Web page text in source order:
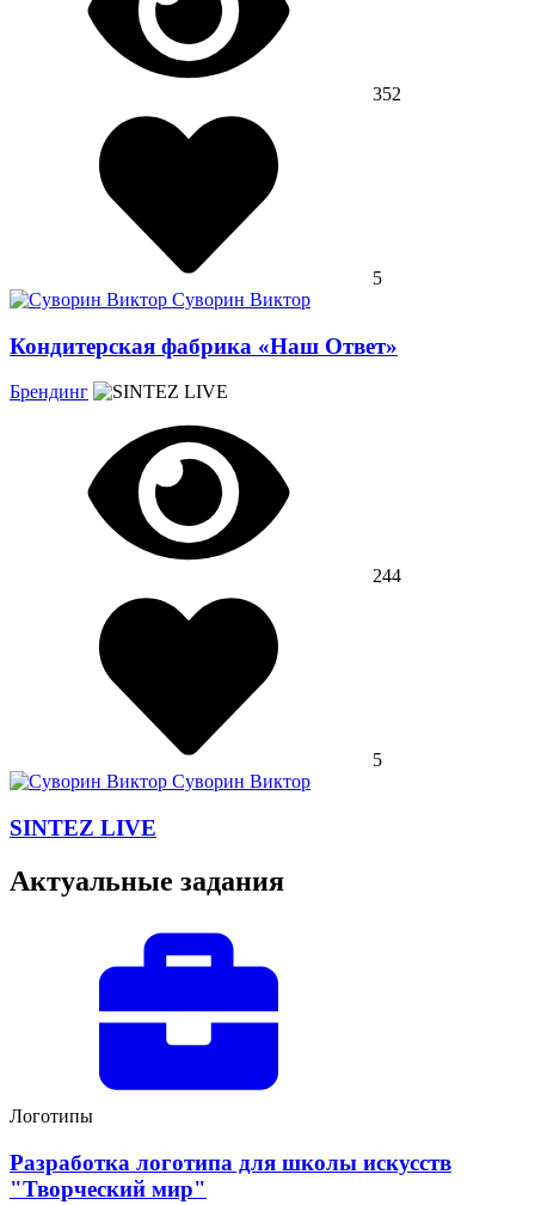
352
5
Суворин Виктор
Кондитерская фабрика «Наш Ответ»
Брендинг
244
5
Суворин Виктор
SINTEZ LIVE
Актуальные задания
Логотипы
Разработка логотипа для школы искусств
"Творческий мир"